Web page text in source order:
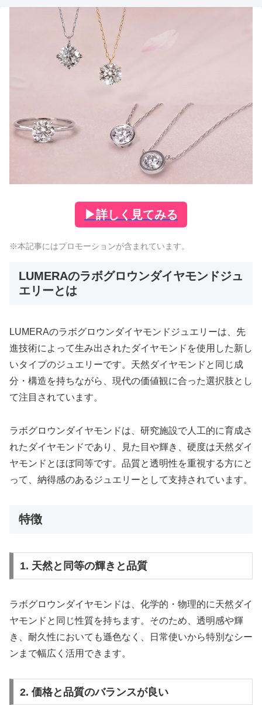
▶詳しく見てみる
※本記事にはプロモーションが含まれています。
LUMERAのラボグロウンダイヤモンドジュ
エリーとは
LUMERAのラボグロウンダイヤモンドジュエリーは、先
進技術によって生み出されたダイヤモンドを使用した新し
いタイプのジュエリーです。天然ダイヤモンドと同じ成
分・構造を持ちながら、現代の価値観に合った選択肢とし
て注目されています。
ラボグロウンダイヤモンドは、研究施設で人工的に育成さ
れたダイヤモンドであり、見た目や輝き、硬度は天然ダイ
ヤモンドとほぼ同等です。品質と透明性を重視する方にと
って、納得感のあるジュエリーとして支持されています。
特徴
1. 天然と同等の輝きと品質
ラボグロウンダイヤモンドは、化学的・物理的に天然ダイ
ヤモンドと同じ性質を持ちます。そのため、透明感や輝
き、耐久性においても遜色なく、日常使いから特別なシー
ンまで幅広く活用できます。
2. 価格と品質のバランスが良い